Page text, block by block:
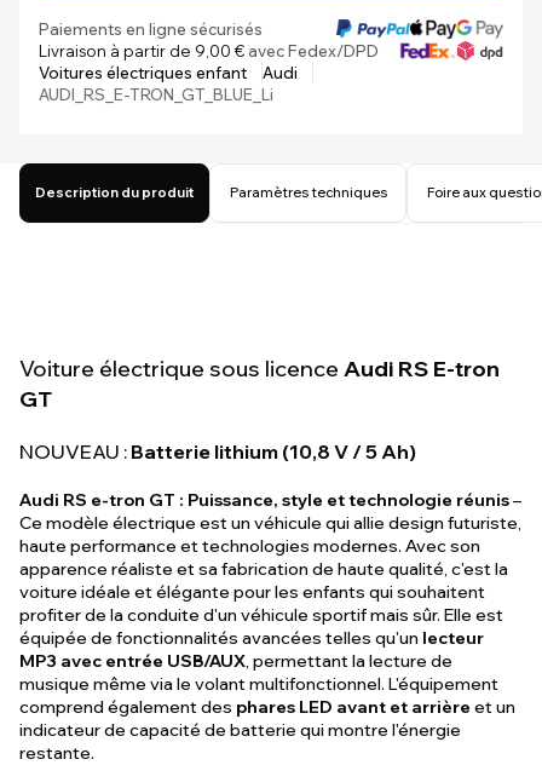
Paiements en ligne sécurisés
Livraison à partir de 9,00 €avec Fedex/DPD
Voitures électriques enfant
Audi
AUDI_RS_E-TRON_GT_BLUE_Li
Description du produit Paramètres techniques Foire aux
Voiture électrique sous licence Audi RS E-tron
GT
NOUVEAU : Batterie lithium (10,8 V / 5 Ah)
Audi RS e-tron GT : Puissance, style et technologie réunis–
Ce modèle électrique est un véhicule qui allie design futuriste,
haute performance et technologies modernes. Avec son
apparence réaliste et sa fabrication de haute qualité, c'est la
voiture idéale et élégante pour les enfants qui souhaitent
profiter de la conduite d'un véhicule sportif mais sûr. Elle est
équipée de fonctionnalités avancées telles qu'un lecteur
MP3 avec entrée USB/AUX, permettant la lecture de
musique même via le volant multifonctionnel. L'équipement
comprend également des phares LED avant et arrière et un
indicateur de capacité de batterie qui montre l'énergie
restante.